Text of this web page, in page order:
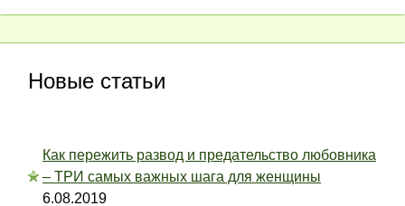
Новые статьи
Как пережить развод и предательство любовника
– ТРИ самых важных шага для женщины
6.08.2019